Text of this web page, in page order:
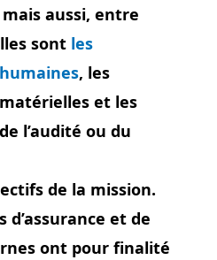
aussi, entre
sont les
, les
et les
l’audité ou du
de la mission.
d’assurance et de
ont pour finalité